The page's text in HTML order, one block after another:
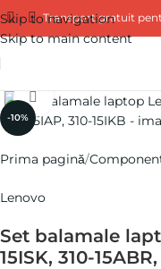
Skip to navigation
Skip to main content
Transport gratuit
-10%
Click pentru a
Prima pagină
Lenovo
Set balamale
15ISK, 310-